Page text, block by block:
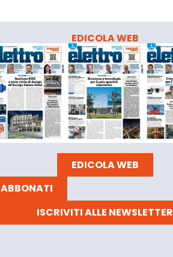
EDICOLA WEB
EDICOLA WEB
ABBONATI
ISCRIVITI ALLE NEWSLETTER